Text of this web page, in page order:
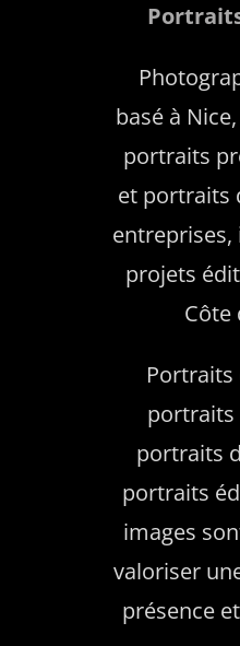
basé à
portraits
et portraits
projets
Côte
portraits
portraits
portraits
images
valoriser
présence